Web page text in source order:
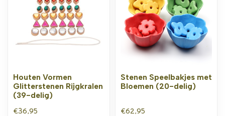
Houten Vormen
Glitterstenen Rijgkralen
(39-delig)
€36,95
Stenen Speelbakjes met
Bloemen (20-delig)
€62,95